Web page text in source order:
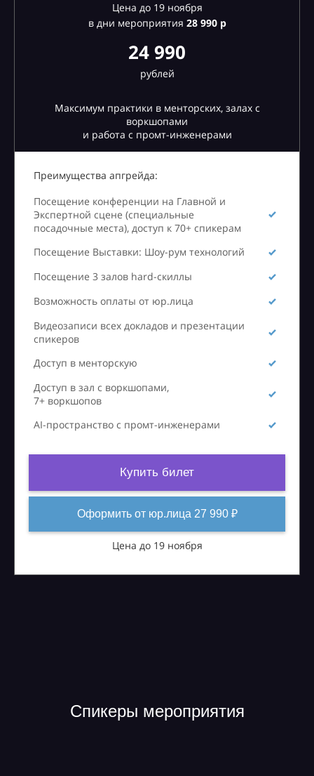
Цена до 19 ноября
в дни мероприятия 28990 р
24 990
рублей
Максимум практики в менторских, залах с
воркшопами
и работа с промт-инженерами
Преимущества апгрейда:
Посещение конференции на Главной и
Экспертной сцене (специальные
посадочные места), доступ к 70+ спикерам
Посещение Выставки: Шоу-рум технологий
Посещение 3 залов hard-скиллы
Возможность оплаты от юр.лица
Видеозаписи всех докладов и презентации
спикеров
Доступ в менторскую
Доступ в зал с воркшопами,
7+ воркшопов
AI-пространство с промт-инженерами
Купить билет
Оформить от юр.лица 27 990 ₽
Цена до 19 ноября
Спикеры мероприятия